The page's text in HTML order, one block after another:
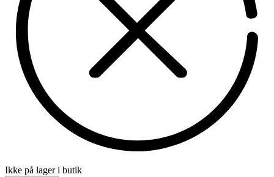
Ikke på lager i butik